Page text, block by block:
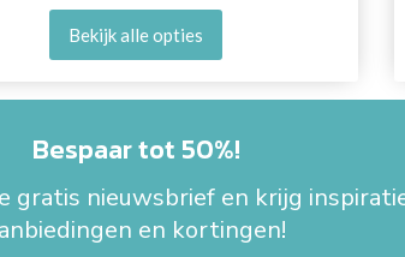
Bekijk alle opties
Bespaar tot 50%!
gratis nieuwsbrief en krijg
en kortingen!